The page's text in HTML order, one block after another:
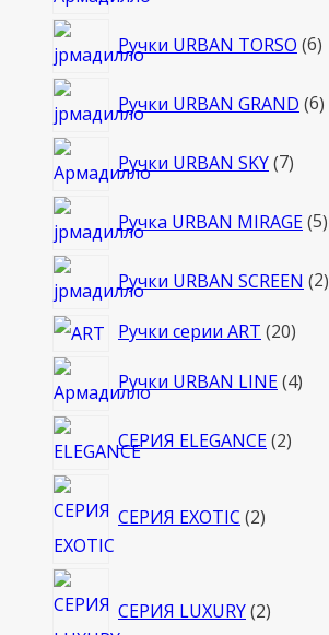
Ручки URBAN TORSO 66
Ручки URBAN GRAND 66
Ручки URBAN SKY 77
Ручка URBAN MIRAGE 55
Ручки URBAN SCREEN 22
Ручки серии ART 2020
Ручки URBAN LINE 44
СЕРИЯ ELEGANCE 22
СЕРИЯ EXOTIC 2товара
СЕРИЯ LUXURY 2товара